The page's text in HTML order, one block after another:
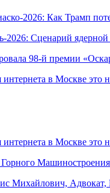
2026: Как Трамп
2026: Сценарий
98-й премии
в Москве это
в Москве это
Михайлович, Адвокат,